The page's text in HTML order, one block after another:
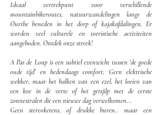
Ideaal vertrekpunt voor verschillende
mountainbikeroutes, natuurwandelingen langs de
Ourthe beneden in het dorp of kajakafdalingen. Er
worden veel culturele en toeristische activiteiten
aangeboden. Ontdek onze streek!
A Pas de Loup is een subtiel evenwicht tussen ‘de goede
oude tijd’ en hedendaags comfort. Geen elektrische
wekker, maar het balken van een ezel, het loeien van
een koe in de verte of het getsjilp met de eerste
zonnestralen die een nieuwe dag verwelkomen...
Geen stereoketens, of drukke buren.. maar een